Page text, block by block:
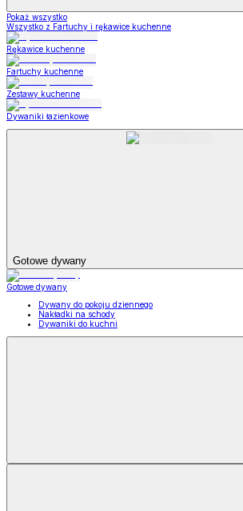
Pokaż wszystko
Wszystko z Fartuchy i rękawice kuchenne
Rękawice kuchenne
Fartuchy kuchenne
Zestawy kuchenne
Dywaniki łazienkowe
Gotowe dywany
Gotowe dywany
Dywany do pokoju dziennego
Nakładki na schody
Dywaniki do kuchni